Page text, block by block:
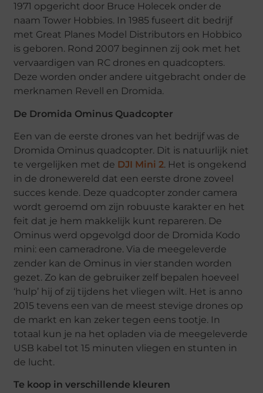
1971 opgericht door Bruce Holecek onder de
naam Tower Hobbies. In 1985 fuseert dit bedrijf
met Great Planes Model Distributors en Hobbico
is geboren. Rond 2007 beginnen zij ook met het
vervaardigen van RC drones en quadcopters.
Deze worden onder andere uitgebracht onder de
merknamen Revell en Dromida.
De Dromida Ominus Quadcopter
Een van de eerste drones van het bedrijf was de
Dromida Ominus quadcopter. Dit is natuurlijk niet
te vergelijken met de DJI Mini 2. Het is ongekend
in de dronewereld dat een eerste drone zoveel
succes kende. Deze quadcopter zonder camera
wordt geroemd om zijn robuuste karakter en het
feit dat je hem makkelijk kunt repareren. De
Ominus werd opgevolgd door de Dromida Kodo
mini: een cameradrone. Via de meegeleverde
zender kan de Ominus in vier standen worden
gezet. Zo kan de gebruiker zelf bepalen hoeveel
‘hulp’ hij of zij tijdens het vliegen wilt. Het is anno
2015 tevens een van de meest stevige drones op
de markt en kan zeker tegen eens tootje. In
totaal kun je na het opladen via de meegeleverde
USB kabel tot 15 minuten vliegen en stunten in
de lucht.
Te koop in verschillende kleuren